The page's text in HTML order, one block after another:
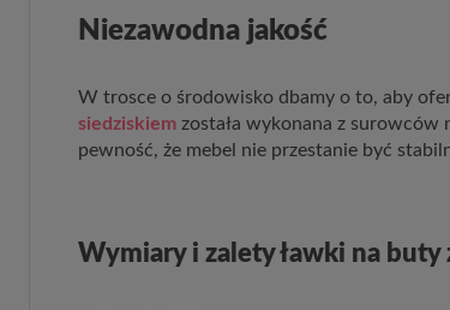
Niezawodna jakość
W trosce o środowisko dbamy o to, aby
siedziskiemzostała wykonana z surowców
pewność, że mebel nie przestanie być
Wymiary i zalety ławki na buty